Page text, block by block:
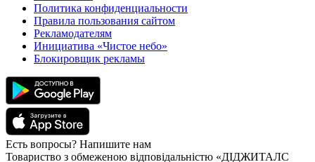
Политика конфиденциальности
Правила пользования сайтом
Рекламодателям
Инициатива «Чистое небо»
Блокировщик рекламы
Есть вопросы? Напишите нам
Товариство з обмеженою відповідальністю «ДІДЖИТАЛС